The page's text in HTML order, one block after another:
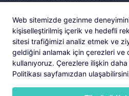
Web sitemizde gezinme
kişiselleştirilmiş içerik ve hedefli
sitesi trafiğimizi analiz etmek ve
geldiğini anlamak için çerezleri ve
kullanıyoruz. Çerezlere ilişkin
Politikası sayfamızdan
Hayatlar.” sloganıyla konut projesi
tasarlamaya başladık. Şuanda,
50.000 m2 büyüklüğünde devasa
bir bahçede tüm ihtiyaçları
düşünülmüş 95 konutluk bir yaşam
alanı içerisinde; “Hayat Foça”